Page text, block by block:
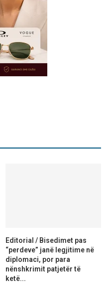
Editorial / Bisedimet pas
“perdeve” janë legjitime në
diplomaci, por para
nënshkrimit patjetër të
ketë...